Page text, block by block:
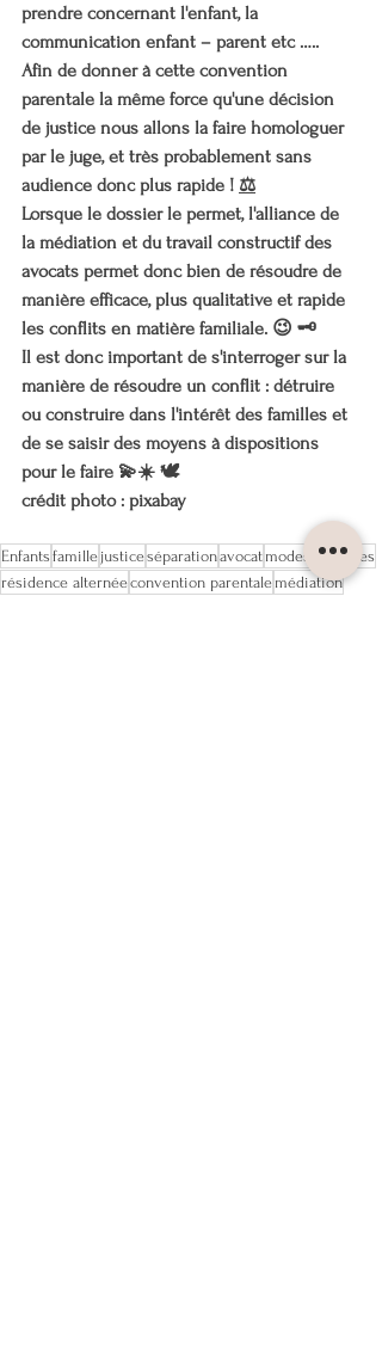
prendre concernant l'enfant, la
communication enfant – parent etc …..
Afin de donner à cette convention
parentale la même force qu'une décision
de justice nous allons la faire homologuer
par le juge, et très probablement sans
audience donc plus rapide ! ⚖️
Lorsque le dossier le permet, l'alliance de
la médiation et du travail constructif des
avocats permet donc bien de résoudre de
manière efficace, plus qualitative et rapide
les conflits en matière familiale. 😉 🗝
Il est donc important de s'interroger sur la
manière de résoudre un conflit : détruire
ou construire dans l'intérêt des familles et
de se saisir des moyens à dispositions
pour le faire 💫☀️ 🕊
crédit photo : pixabay
Enfants famille justiceséparationavocat modes amiables
résidence alternéeconvention parentale médiation